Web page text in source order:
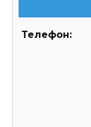
Телефон: